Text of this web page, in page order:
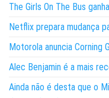
The Girls On The Bus
Netflix prepara mudança
Motorola anuncia Corning
Alec Benjamin é a mais
Ainda não é desta que o